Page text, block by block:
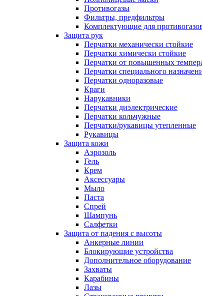
Противогазы
Фильтры, предфильтры
Комплектующие для
Защита рук
Перчатки механически стойкие
Перчатки химически стойкие
Перчатки от повышенных
Перчатки специального
Перчатки одноразовые
Краги
Нарукавники
Перчатки диэлектрические
Перчатки кольчужные
Перчатки/рукавицы утепленные
Рукавицы
Защита кожи
Аэрозоль
Гель
Крем
Аксессуары
Мыло
Паста
Спрей
Шампунь
Салфетки
Защита от падения с высоты
Анкерные линии
Блокирующие устройства
Дополнительное оборудование
Захваты
Карабины
Лазы